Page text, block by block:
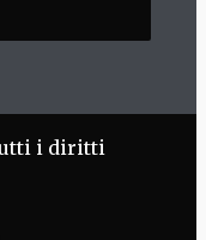
i diritti